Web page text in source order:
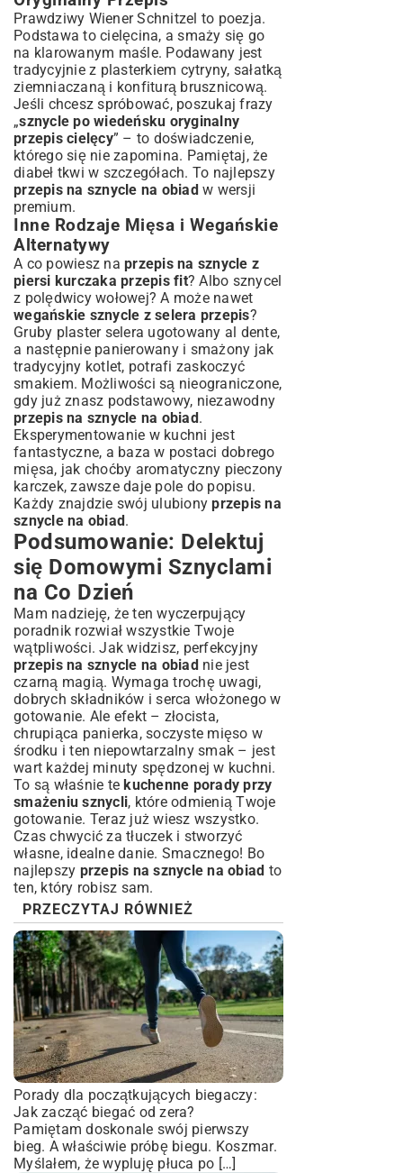
Prawdziwy Wiener Schnitzel to poezja.
Podstawa to cielęcina, a smaży się go
na klarowanym maśle. Podawany jest
tradycyjnie z plasterkiem cytryny, sałatką
ziemniaczaną i konfiturą brusznicową.
Jeśli chcesz spróbować, poszukaj frazy
„sznycle po wiedeńsku oryginalny
przepis cielęcy” – to doświadczenie,
którego się nie zapomina. Pamiętaj, że
diabeł tkwi w szczegółach. To najlepszy
przepis na sznycle na obiadw wersji
premium.
Inne Rodzaje Mięsa i Wegańskie
Alternatywy
A co powiesz na przepis na sznycle z
piersi kurczaka przepis fit? Albo sznycel
z polędwicy wołowej? A może nawet
wegańskie sznycle z selera przepis?
Gruby plaster selera ugotowany al dente,
a następnie panierowany i smażony jak
tradycyjny kotlet, potrafi zaskoczyć
smakiem. Możliwości są nieograniczone,
gdy już znasz podstawowy, niezawodny
przepis na sznycle na obiad.
Eksperymentowanie w kuchni jest
fantastyczne, a baza w postaci dobrego
mięsa, jak choćby aromatyczny pieczony
karczek, zawsze daje pole do popisu.
Każdy znajdzie swój ulubionyprzepis na
sznycle na obiad.
Podsumowanie: Delektuj
się Domowymi Sznyclami
na Co Dzień
Mam nadzieję, że ten wyczerpujący
poradnik rozwiał wszystkie Twoje
wątpliwości. Jak widzisz, perfekcyjny
przepis na sznycle na obiadnie jest
czarną magią. Wymaga trochę uwagi,
dobrych składników i serca włożonego w
gotowanie. Ale efekt – złocista,
chrupiąca panierka, soczyste mięso w
środku i ten niepowtarzalny smak – jest
wart każdej minuty spędzonej w kuchni.
To są właśnie tekuchenne porady przy
smażeniu sznycli, które odmienią Twoje
gotowanie. Teraz już wiesz wszystko.
Czas chwycić za tłuczek i stworzyć
własne, idealne danie. Smacznego! Bo
najlepszy przepis na sznycle na obiad to
ten, który robisz sam.
PRZECZYTAJ RÓWNIEŻ
Porady dla początkujących biegaczy:
Jak zacząć biegać od zera?
Pamiętam doskonale swój pierwszy
bieg. A właściwie próbę biegu. Koszmar.
Myślałem, że wypluję płuca po […]